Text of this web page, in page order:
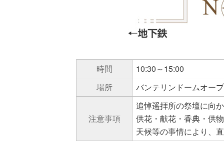
時間
10:30～15:00
場所
バンテリンドームオー
注意事項
追悼遥拝所の祭壇に向
供花・献花・香典・供
天候等の事情により、